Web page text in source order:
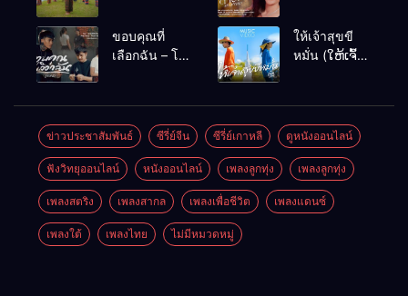
[COVER
VERSION]
ขอบคุณที่
เลือกฉัน – โต๋
ให้เจ้าสุขขี
หมั่น (ໃຫ້ເຈົ້າ
ข่าวประชาสัมพันธ์ ซีรี่ย์จีน ซีรี่ย์เกาหลี ดูหนังออนไลน์
ฟังวิทยุออนไลน์ หนังออนไลน์ เพลงลูกทุ่ง เพลงลูกทุ่ง
เพลงสตริง เพลงสากล เพลงเพื่อชีวิต เพลงแดนซ์
เพลงใต้ เพลงไทย ไม่มีหมวดหมู่